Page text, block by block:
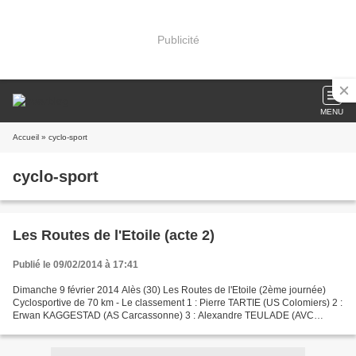
Publicité
MENU
Accueil » cyclo-sport
cyclo-sport
Les Routes de l'Etoile (acte 2)
Publié le 09/02/2014 à 17:41
Dimanche 9 février 2014 Alès (30) Les Routes de l'Etoile (2ème journée)
Cyclosportive de 70 km - Le classement 1 : Pierre TARTIE (US Colomiers) 2 :
Erwan KAGGESTAD (AS Carcassonne) 3 : Alexandre TEULADE (AVC